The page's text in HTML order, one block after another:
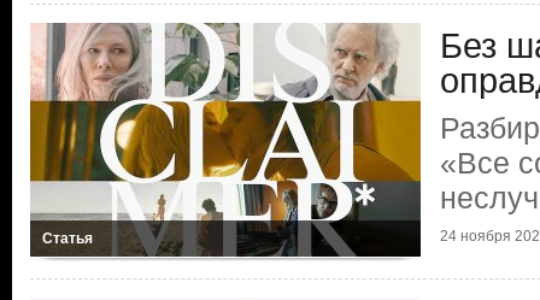
Статья
Без
«Все
24 ноября